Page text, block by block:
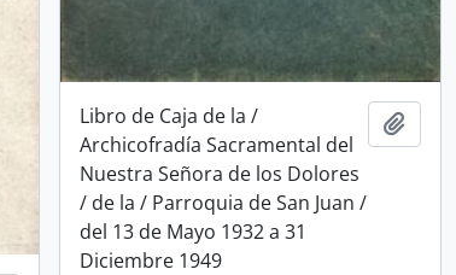
Libro de Caja de la /
Archicofradía Sacramental del
Nuestra Señora de los Dolores
/ de la / Parroquia de San Juan /
del 13 de Mayo 1932 a 31
Diciembre 1949
Add